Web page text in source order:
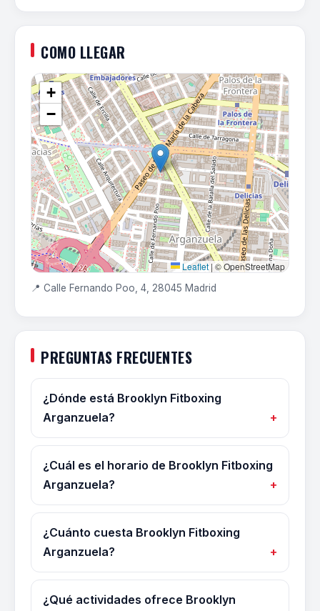
COMO LLEGAR
+
−
Leaflet |© OpenStreetMap
📍 Calle Fernando Poo, 4, 28045 Madrid
PREGUNTAS FRECUENTES
¿Dónde está Brooklyn Fitboxing
Arganzuela?
¿Cuál es el horario de Brooklyn Fitboxing
Arganzuela?
¿Cuánto cuesta Brooklyn Fitboxing
Arganzuela?
¿Qué actividades ofrece Brooklyn